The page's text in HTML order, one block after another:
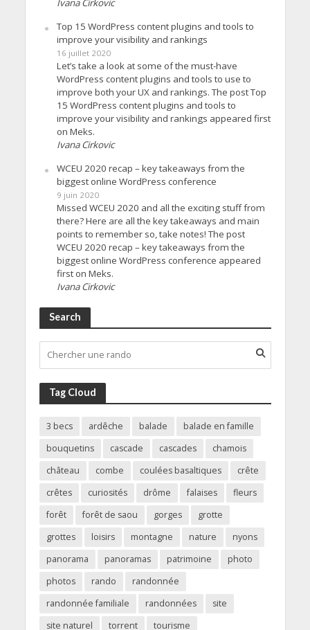
Top 15 WordPress content plugins and tools to
improve your visibility and rankings
16 juillet 2020
Let’s take a look at some of the must-have
WordPress content plugins and tools to use to
improve both your UX and rankings. The post Top
15 WordPress content plugins and tools to
improve your visibility and rankings appeared first
on Meks.
Ivana Cirkovic
WCEU 2020 recap – key takeaways from the
biggest online WordPress conference
9 juin 2020
Missed WCEU 2020 and all the exciting stuff from
there? Here are all the key takeaways and main
points to remember so, take notes! The post
WCEU 2020 recap – key takeaways from the
biggest online WordPress conference appeared
first on Meks.
Ivana Cirkovic
Search
Tag Cloud
3 becs ardêche balade
balade en famille
bouquetins
cascade cascades
chamois
château
combe coulées basaltiques
crête
crêtes
curiosités drôme falaises
fleurs
forêt
forêt de saou gorges
grotte
grottes
loisirs montagne nature
nyons
panorama
panoramas patrimoine
photo
photos
rando
randonnée
randonnée familiale
randonnées
site
site naturel
torrent
tourisme